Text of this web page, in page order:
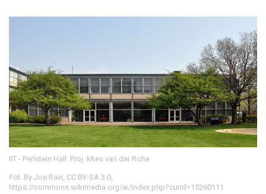
IIT - Perlstein Hall. Proj. Mies van der Rohe
Fot. By Joe Ravi, CC BY-SA 3.0,
https://commons.wikimedia.org/w/index.php?curid=15260111